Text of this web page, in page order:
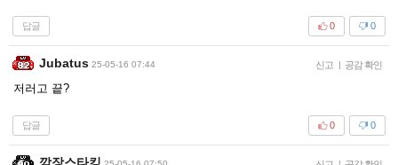
답글 0
0
Jubatus 25-05-16 07:44 신고 | 공감 확인
저러고 끝?
답글 0
0
깜장스타킹